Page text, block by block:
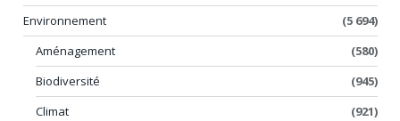
Environnement
(5 694)
Aménagement
(580)
Biodiversité
(945)
Climat
(921)